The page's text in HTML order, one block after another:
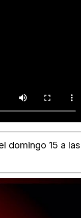
domingo 15 a las